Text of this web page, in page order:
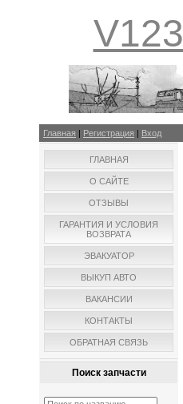
V123
Главная | Регистрация | Вход
ГЛАВНАЯ
О САЙТЕ
ОТЗЫВЫ
ГАРАНТИЯ И УСЛОВИЯ
ВОЗВРАТА
ЭВАКУАТОР
ВЫКУП АВТО
ВАКАНСИИ
КОНТАКТЫ
ОБРАТНАЯ СВЯЗЬ
Поиск запчасти